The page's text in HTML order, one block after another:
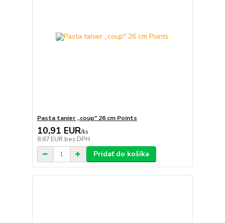
Pasta tanier ,,coup" 26 cm Points
10,91 EUR/ks
8,87 EUR bez DPH
Pridať do košíka